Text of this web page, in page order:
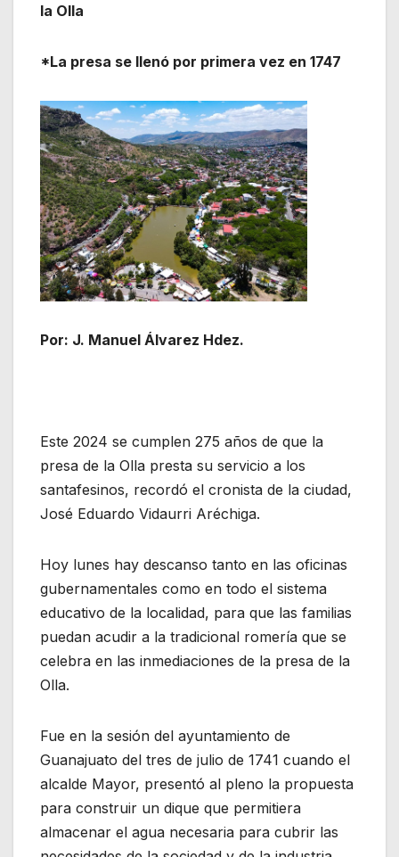
la Olla
*La presa se llenó por primera vez en 1747
Por: J. Manuel Álvarez Hdez.
Este 2024 se cumplen 275 años de que la
presa de la Olla presta su servicio a los
santafesinos, recordó el cronista de la ciudad,
José Eduardo Vidaurri Aréchiga.
Hoy lunes hay descanso tanto en las oficinas
gubernamentales como en todo el sistema
educativo de la localidad, para que las familias
puedan acudir a la tradicional romería que se
celebra en las inmediaciones de la presa de la
Olla.
Fue en la sesión del ayuntamiento de
Guanajuato del tres de julio de 1741 cuando el
alcalde Mayor, presentó al pleno la propuesta
para construir un dique que permitiera
almacenar el agua necesaria para cubrir las